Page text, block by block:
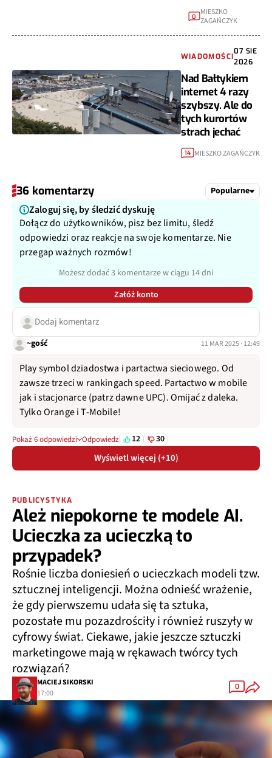
0 MIESZKO
ZAGAŃCZYK
WIADOMOŚCI
07 SIE
2026
Nad Bałtykiem
internet 4 razy
szybszy. Ale do
tych kurortów
strach jechać
14 MIESZKO ZAGAŃCZYK
36 komentarzy Popularne
Zaloguj się, by śledzić dyskuję
Dołącz do użytkowników, pisz bez limitu, śledź
odpowiedzi oraz reakcje na swoje komentarze. Nie
przegap ważnych rozmów!
Możesz dodać 3 komentarze w ciągu 14 dni
Załóż konto
Dodaj komentarz
~gość 11 MAR 2025 · 12:49
Play symbol dziadostwa i partactwa sieciowego. Od
zawsze trzeci w rankingach speed. Partactwo w mobile
jak i stacjonarce (patrz dawne UPC). Omijać z daleka.
Tylko Orange i T-Mobile!
Pokaż 6 odpowiedzi Odpowiedz 12 30
Wyświetl więcej (+10)
PUBLICYSTYKA
Ależ niepokorne te modele AI.
Ucieczka za ucieczką to
przypadek?
Rośnie liczba doniesień o ucieczkach modeli tzw.
sztucznej inteligencji. Można odnieść wrażenie,
że gdy pierwszemu udała się ta sztuka,
pozostałe mu pozazdrościły i również ruszyły w
cyfrowy świat. Ciekawe, jakie jeszcze sztuczki
marketingowe mają w rękawach twórcy tych
rozwiązań?
MACIEJ SIKORSKI
17:00
0